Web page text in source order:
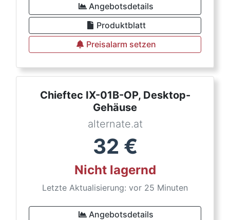
Angebotsdetails
Produktblatt
Preisalarm setzen
Chieftec IX-01B-OP, Desktop-
Gehäuse
alternate.at
32 €
Nicht lagernd
Letzte Aktualisierung: vor 25 Minuten
Angebotsdetails